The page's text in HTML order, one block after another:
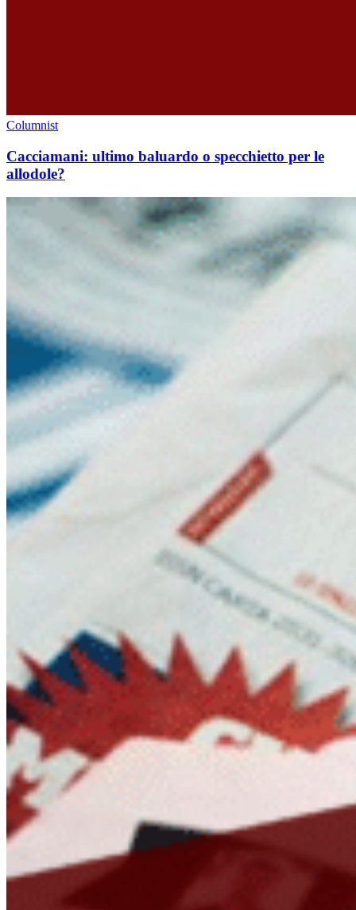
Columnist
Cacciamani: ultimo baluardo o specchietto per le
allodole?